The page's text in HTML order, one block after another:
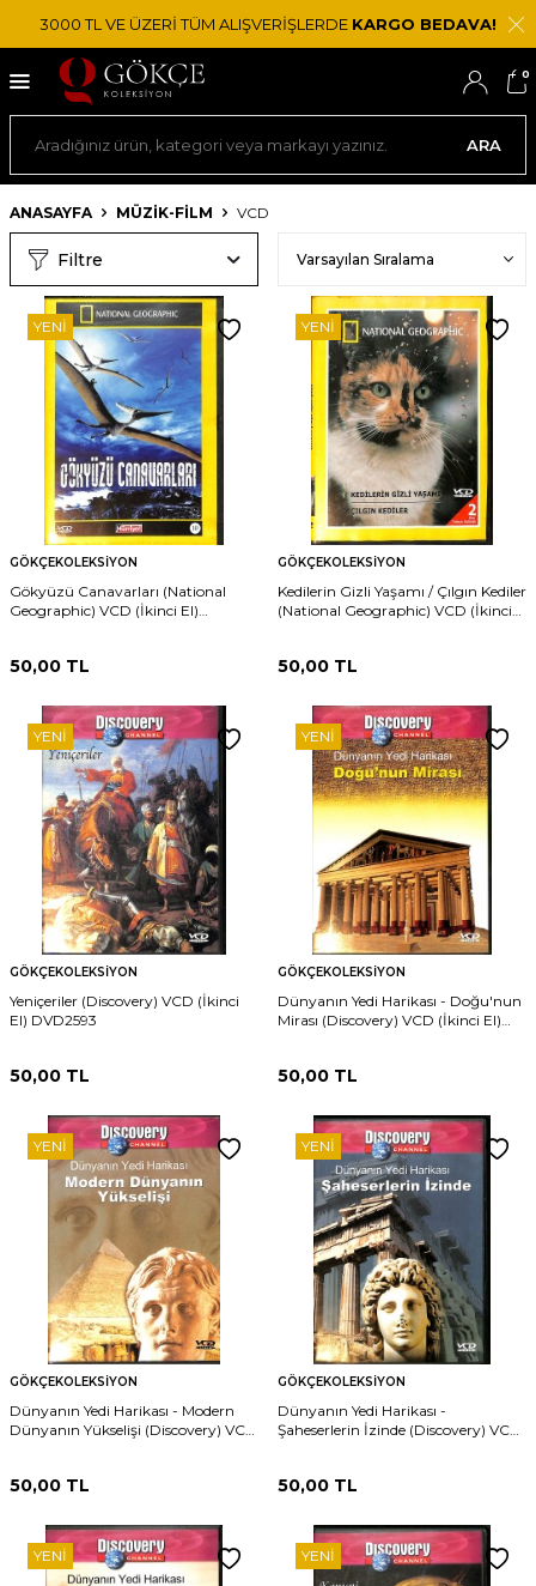
3000 TL VE ÜZERİ TÜM ALIŞVERİŞLERDE KARGO BEDAVA!
ARA
0
ANASAYFA MÜZİK-FİLM VCD
Filtre
YENI
GÖKÇEKOLEKSIYON
Gökyüzü Canavarları (National
Geographic) VCD (İkinci El)
50,00 TL
YENI
GÖKÇEKOLEKSIYON
Kedilerin Gizli Yaşamı / Çılgın Kediler
(National Geographic) VCD (İkinci
50,00 TL
YENI
GÖKÇEKOLEKSIYON
Yeniçeriler (Discovery) VCD (İkinci
El) DVD2593
50,00 TL
YENI
GÖKÇEKOLEKSIYON
Dünyanın Yedi Harikası - Doğu'nun
Mirası (Discovery) VCD (İkinci El)
50,00 TL
YENI
GÖKÇEKOLEKSIYON
Dünyanın Yedi Harikası - Modern
Dünyanın Yükselişi (Discovery) VCD
50,00 TL
YENI
GÖKÇEKOLEKSIYON
Dünyanın Yedi Harikası -
Şaheserlerin İzinde (Discovery) VCD
50,00 TL
YENI YENI